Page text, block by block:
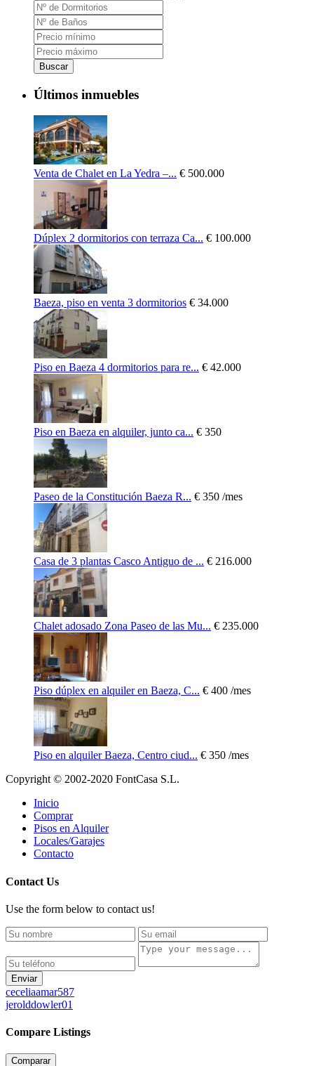
Buscar
Últimos inmuebles
Venta de Chalet en La Yedra –... € 500.000
Dúplex 2 dormitorios con terraza Ca... € 100.000
Baeza, piso en venta 3 dormitorios € 34.000
Piso en Baeza 4 dormitorios para re... € 42.000
Piso en Baeza en alquiler, junto ca... € 350
Paseo de la Constitución Baeza R... € 350 /mes
Casa de 3 plantas Casco Antiguo de ... € 216.000
Chalet adosado Zona Paseo de las Mu... € 235.000
Piso dúplex en alquiler en Baeza, C... € 400 /mes
Piso en alquiler Baeza, Centro ciud... € 350 /mes
Copyright © 2002-2020 FontCasa S.L.
Inicio
Comprar
Pisos en Alquiler
Locales/Garajes
Contacto
Contact Us
Use the form below to contact us!
Enviar
ceceliaamar587
jerolddowler01
Compare Listings
Comparar